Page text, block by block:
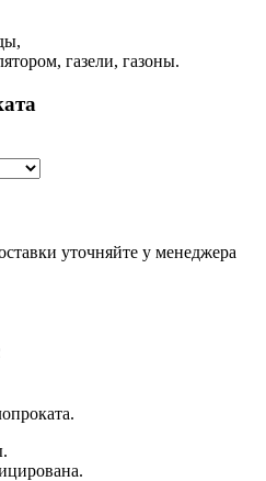
газели, газоны.
уточняйте у менеджера